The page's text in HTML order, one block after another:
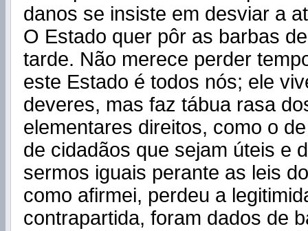
danos se insiste em desviar a
O Estado quer pôr as barbas
tarde. Não merece perder
este Estado é todos nós; ele
deveres, mas faz tábua rasa
elementares direitos, como o
de cidadãos que sejam úteis e
sermos iguais perante as leis
como afirmei, perdeu a
contrapartida, foram dados de